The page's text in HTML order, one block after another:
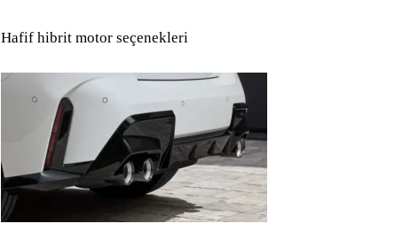
Hafif hibrit motor seçenekleri